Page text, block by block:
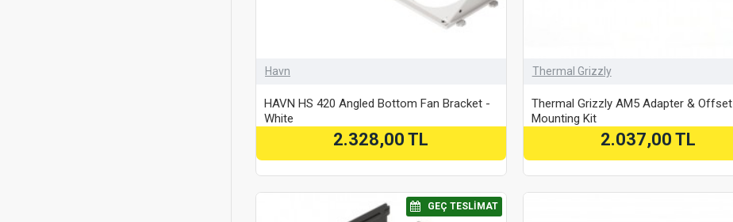
Havn
HAVN HS 420 Angled Bottom Fan Bracket -
White
2.328,00 TL
Thermal Grizzly
Thermal Grizzly AM5 Adapter & Offset
Mounting Kit
2.037,00 TL
⠀GEÇ TESLIMAT